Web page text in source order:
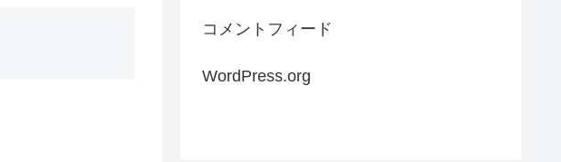
コメントフィード
WordPress.org